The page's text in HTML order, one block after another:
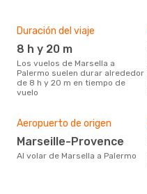
RyanairDirecto
PMO - MRS
Duración del viaje
8 h y 20 m
Los vuelos de Marsella a
Palermo suelen durar alrededor
de 8 h y 20 m en tiempo de
vuelo
Aeropuerto de origen
Marseille-Provence
Al volar de Marsella a Palermo